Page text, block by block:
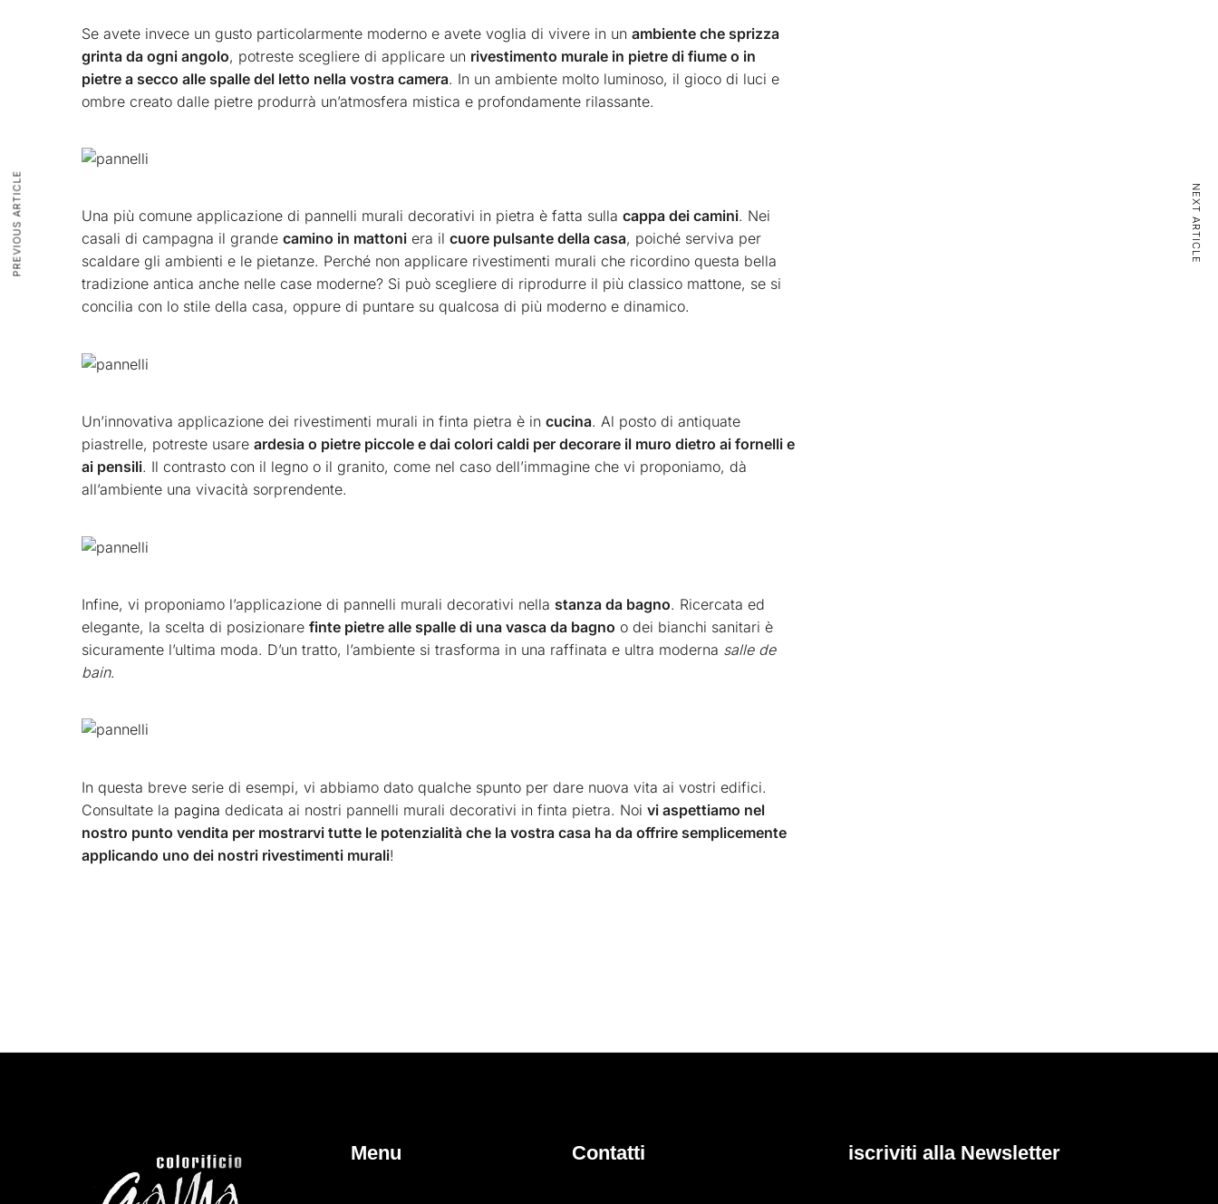
Se avete invece un gusto particolarmente moderno e avete voglia di vivere in un ambiente che sprizza
grinta da ogni angolo, potreste scegliere di applicare un rivestimento murale in pietre di fiume o in
pietre a secco alle spalle del letto nella vostra camera. In un ambiente molto luminoso, il gioco di luci e
ombre creato dalle pietre produrrà un’atmosfera mistica e profondamente rilassante.
Una più comune applicazione di pannelli murali decorativi in pietra è fatta sulla cappa dei camini. Nei
casali di campagna il grande camino in mattoni era il cuore pulsante della casa, poiché serviva per
scaldare gli ambienti e le pietanze. Perché non applicare rivestimenti murali che ricordino questa bella
tradizione antica anche nelle case moderne? Si può scegliere di riprodurre il più classico mattone, se si
concilia con lo stile della casa, oppure di puntare su qualcosa di più moderno e dinamico.
Un’innovativa applicazione dei rivestimenti murali in finta pietra è in cucina. Al posto di antiquate
piastrelle, potreste usare ardesia o pietre piccole e dai colori caldi per decorare il muro dietro ai fornelli e
ai pensili. Il contrasto con il legno o il granito, come nel caso dell’immagine che vi proponiamo, dà
all’ambiente una vivacità sorprendente.
Infine, vi proponiamo l’applicazione di pannelli murali decorativi nella stanza da bagno. Ricercata ed
elegante, la scelta di posizionare finte pietre alle spalle di una vasca da bagno o dei bianchi sanitari è
sicuramente l’ultima moda. D’un tratto, l’ambiente si trasforma in una raffinata e ultra moderna salle de
bain.
In questa breve serie di esempi, vi abbiamo dato qualche spunto per dare nuova vita ai vostri edifici.
Consultate la pagina dedicata ai nostri pannelli murali decorativi in finta pietra. Noi vi aspettiamo nel
nostro punto vendita per mostrarvi tutte le potenzialità che la vostra casa ha da offrire semplicemente
applicando uno dei nostri rivestimenti murali!
PREVIOUS ARTICLE NEXT ARTICLE
Menu Contatti iscriviti alla Newsletter